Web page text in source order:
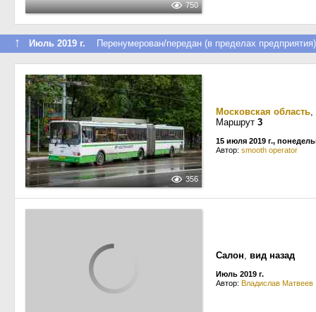
750
↑ Июль 2019 г. Перенумерован/передан (в пределах предприятия)
356
Московская область,
Маршрут 3
15 июля 2019 г.,
Автор: smooth operator
Салон, вид назад
Июль 2019 г.
Автор: Владислав Матвеев